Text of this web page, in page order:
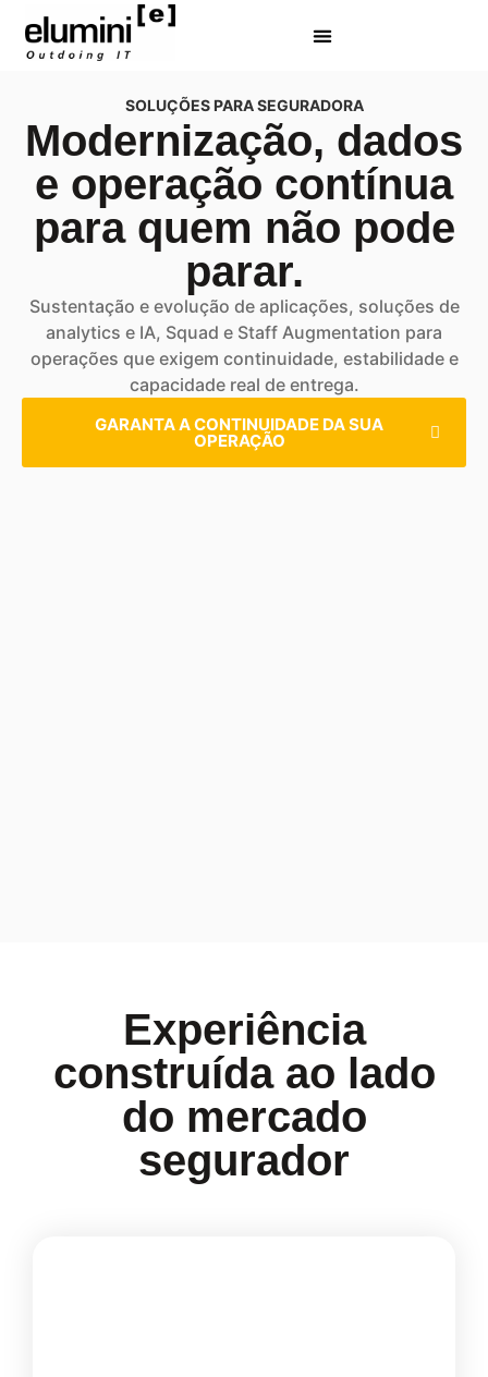
SOLUÇÕES PARA SEGURADORA
Modernização, dados
e operação contínua
para quem não pode
parar.
Sustentação e evolução de aplicações, soluções de
analytics e IA, Squad e Staff Augmentation para
operações que exigem continuidade, estabilidade e
capacidade real de entrega.
GARANTA A CONTINUIDADE DA SUA
OPERAÇÃO
Experiência
construída ao lado
do mercado
segurador